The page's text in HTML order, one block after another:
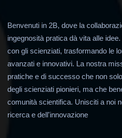
Benvenuti in 2B, dove la
ingegnosità pratica dà vita alle
con gli scienziati, trasformando le
avanzati e innovativi. La nostra
pratiche e di successo che non
degli scienziati pionieri, ma che
comunità scientifica. Unisciti a noi
ricerca e dell'innovazione